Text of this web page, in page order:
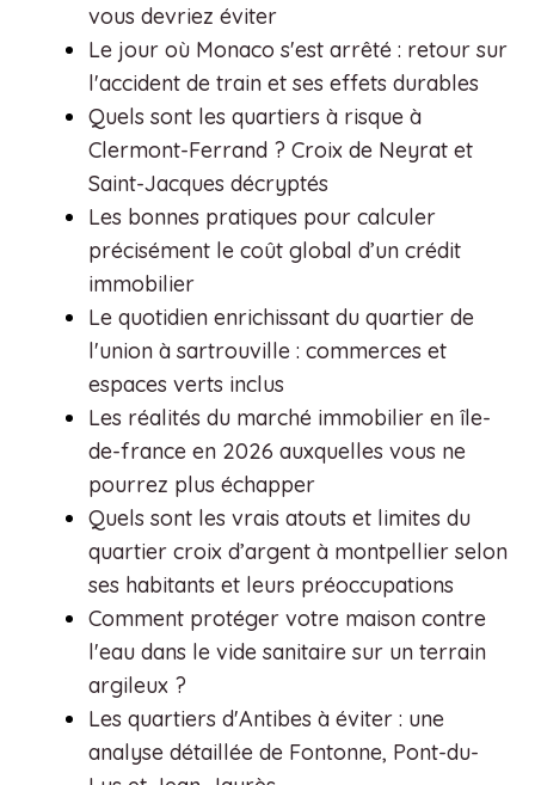
vous devriez éviter
Le jour où Monaco s'est arrêté : retour sur
l'accident de train et ses effets durables
Quels sont les quartiers à risque à
Clermont-Ferrand ? Croix de Neyrat et
Saint-Jacques décryptés
Les bonnes pratiques pour calculer
précisément le coût global d’un crédit
immobilier
Le quotidien enrichissant du quartier de
l'union à sartrouville : commerces et
espaces verts inclus
Les réalités du marché immobilier en île-
de-france en 2026 auxquelles vous ne
pourrez plus échapper
Quels sont les vrais atouts et limites du
quartier croix d’argent à montpellier selon
ses habitants et leurs préoccupations
Comment protéger votre maison contre
l'eau dans le vide sanitaire sur un terrain
argileux ?
Les quartiers d'Antibes à éviter : une
analyse détaillée de Fontonne, Pont-du-